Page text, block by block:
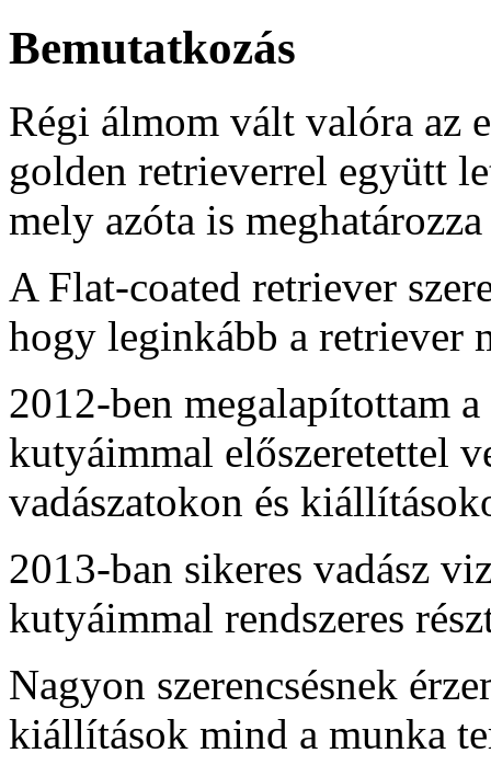
Bemutatkozás
Régi álmom vált valóra az
golden retrieverrel együtt
mely azóta is
A Flat-coated retriever
hogy leginkább a retriever
2012-ben megalapítottam
kutyáimmal előszeretettel
vadászatokon és
2013-ban sikeres vadász
kutyáimmal rendszeres
Nagyon szerencsésnek
kiállítások mind a munka